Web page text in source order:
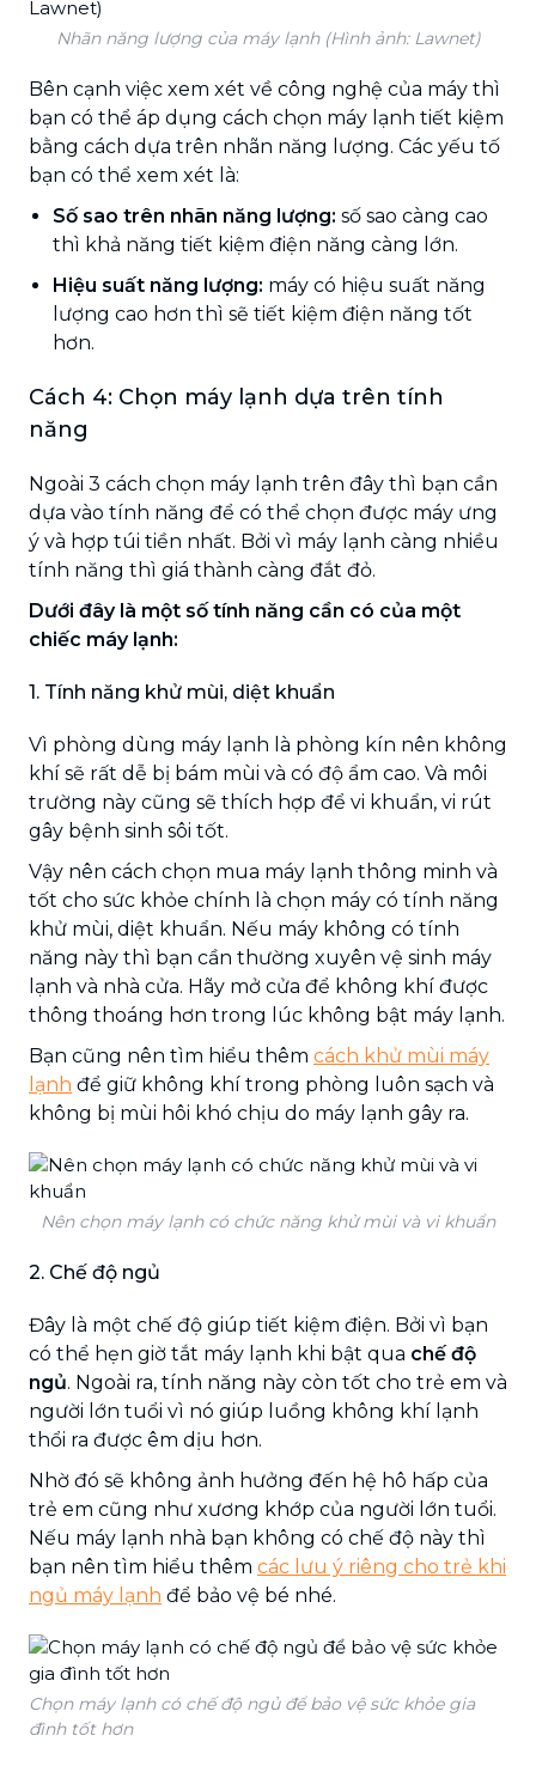
Nhãn năng lượng của máy lạnh (Hình ảnh: Lawnet)
Bên cạnh việc xem xét về công nghệ của máy thì
bạn có thể áp dụng cách chọn máy lạnh tiết kiệm
bằng cách dựa trên nhãn năng lượng. Các yếu tố
bạn có thể xem xét là:
Số sao trên nhãn năng lượng: số sao càng cao
thì khả năng tiết kiệm điện năng càng lớn.
Hiệu suất năng lượng: máy có hiệu suất năng
lượng cao hơn thì sẽ tiết kiệm điện năng tốt
hơn.
Cách 4: Chọn máy lạnh dựa trên tính
năng
Ngoài 3 cách chọn máy lạnh trên đây thì bạn cần
dựa vào tính năng để có thể chọn được máy ưng
ý và hợp túi tiền nhất. Bởi vì máy lạnh càng nhiều
tính năng thì giá thành càng đắt đỏ.
Dưới đây là một số tính năng cần có của một
chiếc máy lạnh:
1. Tính năng khử mùi, diệt khuẩn
Vì phòng dùng máy lạnh là phòng kín nên không
khí sẽ rất dễ bị bám mùi và có độ ẩm cao. Và môi
trường này cũng sẽ thích hợp để vi khuẩn, vi rút
gây bệnh sinh sôi tốt.
Vậy nên cách chọn mua máy lạnh thông minh và
tốt cho sức khỏe chính là chọn máy có tính năng
khử mùi, diệt khuẩn. Nếu máy không có tính
năng này thì bạn cần thường xuyên vệ sinh máy
lạnh và nhà cửa. Hãy mở cửa để không khí được
thông thoáng hơn trong lúc không bật máy lạnh.
Bạn cũng nên tìm hiểu thêm cách khử mùi máy
lạnh để giữ không khí trong phòng luôn sạch và
không bị mùi hôi khó chịu do máy lạnh gây ra.
Nên chọn máy lạnh có chức năng khử mùi và vi khuẩn
2. Chế độ ngủ
Đây là một chế độ giúp tiết kiệm điện. Bởi vì bạn
có thể hẹn giờ tắt máy lạnh khi bật qua chế độ
ngủ. Ngoài ra, tính năng này còn tốt cho trẻ em và
người lớn tuổi vì nó giúp luồng không khí lạnh
thổi ra được êm dịu hơn.
Nhờ đó sẽ không ảnh hưởng đến hệ hô hấp của
trẻ em cũng như xương khớp của người lớn tuổi.
Nếu máy lạnh nhà bạn không có chế độ này thì
bạn nên tìm hiểu thêm các lưu ý riêng cho trẻ khi
ngủ máy lạnh để bảo vệ bé nhé.
Chọn máy lạnh có chế độ ngủ để bảo vệ sức khỏe gia
đình tốt hơn